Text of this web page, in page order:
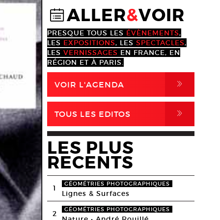
@ALLER&VOIR
PRESQUE TOUS LES ÉVÈNEMENTS,
LES EXPOSITIONS, LES SPECTACLES,
LES VERNISSAGES EN FRANCE, EN
RÉGION ET À PARIS.
VOIR L'AGENDA ,
TOUS LES EDITOS ,
LES PLUS
RECENTS
1 GÉOMÉTRIES PHOTOGRAPHIQUES
Lignes & Surfaces
2 GÉOMÉTRIES PHOTOGRAPHIQUES